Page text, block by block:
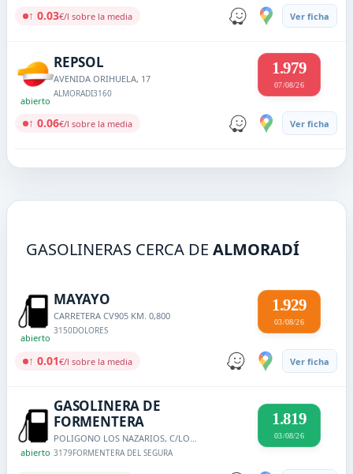
↑ 0.03€/l sobre la media Ver ficha
abierto
REPSOL
AVENIDA ORIHUELA, 17
ALMORADI3160
1.979
07/08/26
↑ 0.06€/l sobre la media Ver ficha
GASOLINERAS CERCA DE ALMORADÍ
abierto
MAYAYO
CARRETERA CV905 KM. 0,800
3150DOLORES
1.929
03/08/26
↑ 0.01€/l sobre la media Ver ficha
abierto
GASOLINERA DE
FORMENTERA
POLIGONO LOS NAZARIOS, C/LOS NAZARIOS, 8
3179FORMENTERA DEL SEGURA
1.819
03/08/26